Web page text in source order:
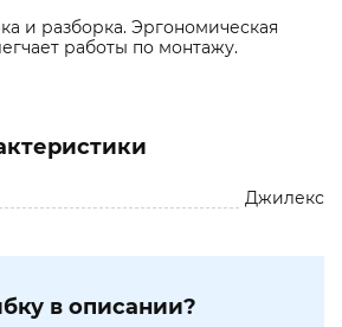
и разборка. Эргономическая
работы по монтажу.
Джилекс
в описании?